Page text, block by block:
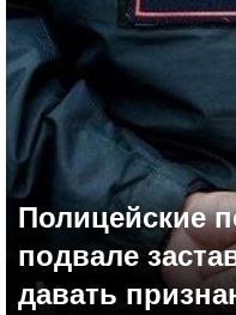
Полицейские
подвале
давать